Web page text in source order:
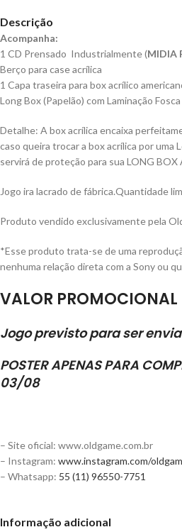
Descrição
Acompanha:
1 CD Prensado Industrialmente (MIDIA
Berço para case acrílica
1 Capa traseira para box acrílico
Long Box (Papelão) com Laminação
Detalhe: A box acrílica encaixa
caso queira trocar a box acrílica por uma
servirá de proteção para sua LONG BOX
Jogo ira lacrado de fábrica.Quantidade
Produto vendido exclusivamente pela
*Esse produto trata-se de uma
nenhuma relação direta com a Sony ou
VALOR
Jogo previsto para ser
POSTER APENAS PARA
03/08
– Site oficial: www.oldgame.com.br
– Instagram: www.instagram.com/
– Whatsapp: 55 (11) 96550-7751
Informação adicional